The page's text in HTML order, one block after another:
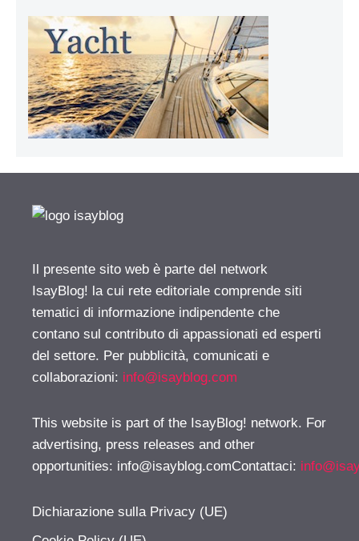
Il presente sito web è parte del network
IsayBlog! la cui rete editoriale comprende siti
tematici di informazione indipendente che
contano sul contributo di appassionati ed esperti
del settore. Per pubblicità, comunicati e
collaborazioni: info@isayblog.com
This website is part of the IsayBlog! network. For
advertising, press releases and other
opportunities: info@isayblog.comContattaci:
Dichiarazione sulla Privacy (UE)